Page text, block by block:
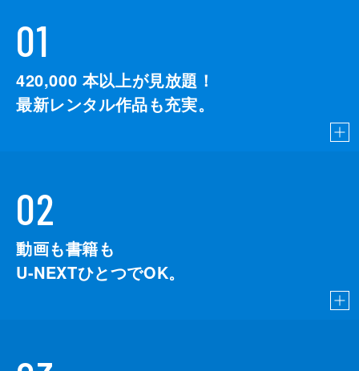
01
420,000 本以上が見放題！
最新レンタル作品も充実。
02
動画も書籍も
U-NEXTひとつでOK。